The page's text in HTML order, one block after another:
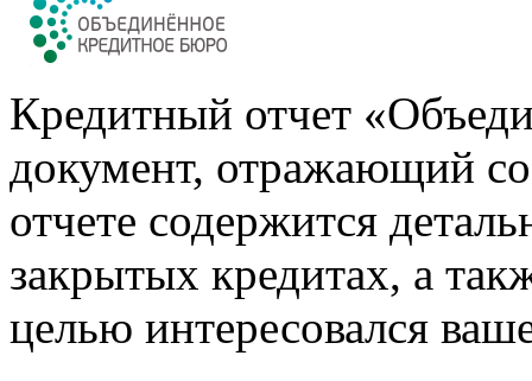
Кредитный отчет
документ, отражающий
отчете содержится
закрытых кредитах, а
целью интересовался